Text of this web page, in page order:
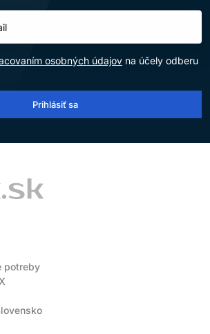
osobných údajov na účely odberu
Prihlásiť sa
potreby